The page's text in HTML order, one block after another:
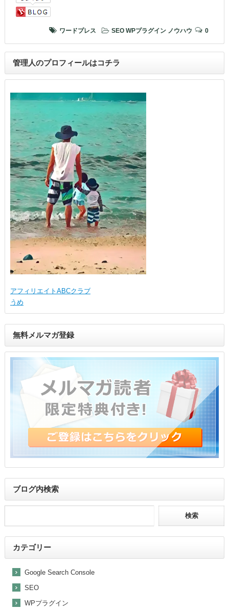
ワードプレス SEO WPプラグイン ノウハウ 0
管理人のプロフィールはコチラ
アフィリエイトABCクラブ
うめ
無料メルマガ登録
ブログ内検索
カテゴリー
Google Search Console
SEO
WPプラグイン